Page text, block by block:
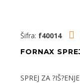
Šifra: f40014
FORNAX
SPREJ ZA